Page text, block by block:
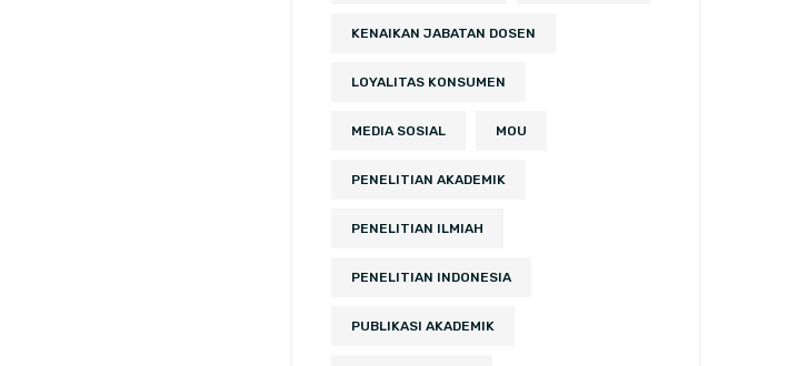
KENAIKAN JABATAN DOSEN
LOYALITAS KONSUMEN
MEDIA SOSIAL MOU
PENELITIAN AKADEMIK
PENELITIAN ILMIAH
PENELITIAN INDONESIA
PUBLIKASI AKADEMIK